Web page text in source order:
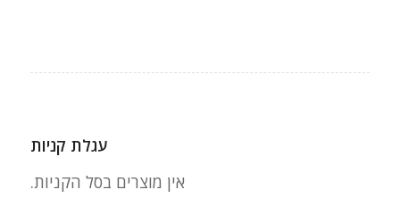
עגלת קניות
אין מוצרים בסל הקניות.